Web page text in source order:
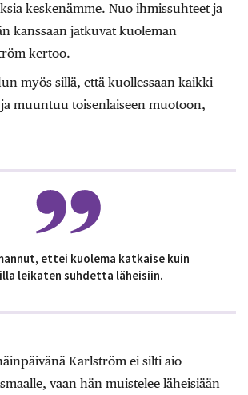
keskenämme. Nuo ihmissuhteet ja
kanssaan jatkuvat kuoleman
kertoo.
myös sillä, että kuollessaan kaikki
muuntuu toisenlaiseen muotoon,
ettei kuolema katkaise kuin
leikaten suhdetta läheisiin.
Karlström ei silti aio
vaan hän muistelee lähei­siään